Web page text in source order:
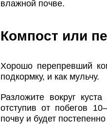
влажной почве.
Компост или
Хорошо перепревший
подкормку, и как мульчу.
Разложите вокруг
отступив от побегов
почву и будет